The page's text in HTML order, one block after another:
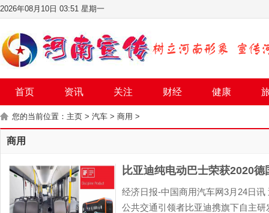
2026年08月10日 03:51 星期一
首页 资讯 关注 财经 健康
您的当前位置： 主页 > 汽车 > 商用 >
商用
比亚迪纯电动巴士荣获2020
经济日报-中国商用汽车网3月24日
公共交通引领者比亚迪携旗下自主